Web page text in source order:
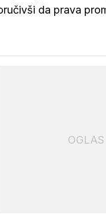
da prava
OGLAS